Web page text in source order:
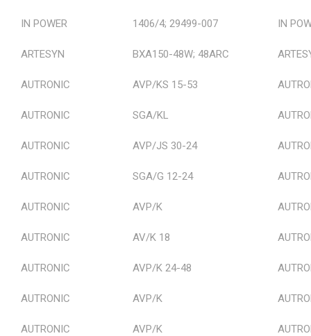
IN POWER 1406/4; 29499-007 IN
ARTESYN BXA150-48W; 48ARC
AUTRONIC AVP/KS 15-53
AUTRONIC SGA/KL
AUTRONIC AVP/JS 30-24
AUTRONIC SGA/G 12-24
AUTRONIC AVP/K
AUTRONIC AV/K 18
AUTRONIC AVP/K 24-48
AUTRONIC AVP/K
AUTRONIC AVP/K